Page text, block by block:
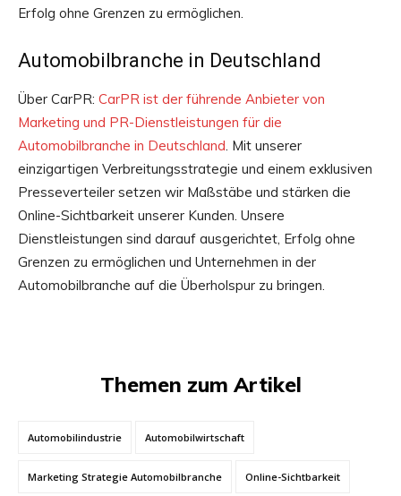
Erfolg ohne Grenzen zu ermöglichen.
Automobilbranche in Deutschland
Über CarPR: CarPR ist der führende Anbieter von
Marketing und PR-Dienstleistungen für die
Automobilbranche in Deutschland. Mit unserer
einzigartigen Verbreitungsstrategie und einem exklusiven
Presseverteiler setzen wir Maßstäbe und stärken die
Online-Sichtbarkeit unserer Kunden. Unsere
Dienstleistungen sind darauf ausgerichtet, Erfolg ohne
Grenzen zu ermöglichen und Unternehmen in der
Automobilbranche auf die Überholspur zu bringen.
Themen zum Artikel
Automobilindustrie Automobilwirtschaft
Marketing Strategie Automobilbranche Online-Sichtbarkeit